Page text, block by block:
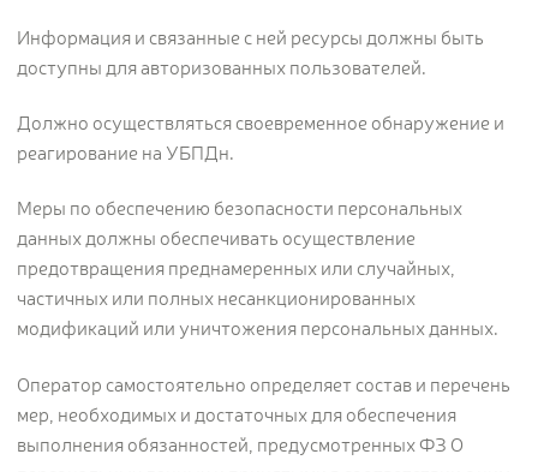
Информация и связанные с ней ресурсы должны быть
доступны для авторизованных пользователей.
Должно осуществляться своевременное обнаружение и
реагирование на УБПДн.
Меры по обеспечению безопасности персональных
данных должны обеспечивать осуществление
предотвращения преднамеренных или случайных,
частичных или полных несанкционированных
модификаций или уничтожения персональных данных.
Оператор самостоятельно определяет состав и перечень
мер, необходимых и достаточных для обеспечения
выполнения обязанностей, предусмотренных ФЗ О